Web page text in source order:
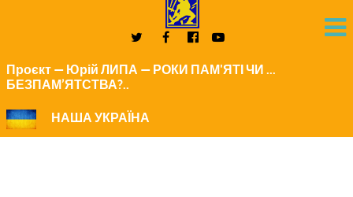
Проєкт — Юрій ЛИПА — РОКИ ПАМ'ЯТІ ЧИ ...
БЕЗПАМ’ЯТСТВА?..
НАША УКРАЇНА